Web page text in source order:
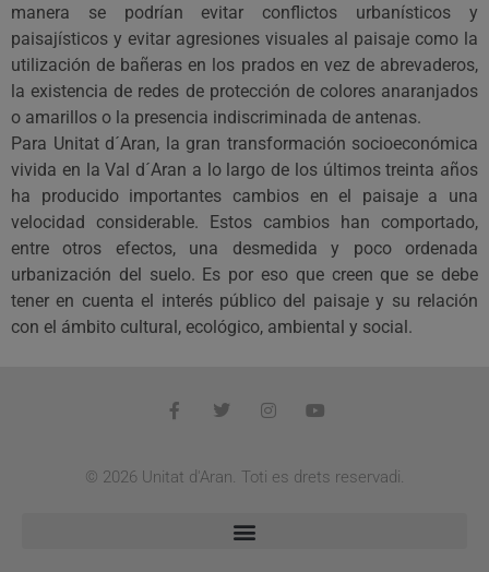
manera se podrían evitar conflictos urbanísticos y
paisajísticos y evitar agresiones visuales al paisaje como la
utilización de bañeras en los prados en vez de abrevaderos,
la existencia de redes de protección de colores anaranjados
o amarillos o la presencia indiscriminada de antenas.
Para Unitat d´Aran, la gran transformación socioeconómica
vivida en la Val d´Aran a lo largo de los últimos treinta años
ha producido importantes cambios en el paisaje a una
velocidad considerable. Estos cambios han comportado,
entre otros efectos, una desmedida y poco ordenada
urbanización del suelo. Es por eso que creen que se debe
tener en cuenta el interés público del paisaje y su relación
con el ámbito cultural, ecológico, ambiental y social.
© 2026 Unitat d'Aran. Toti es drets reservadi.